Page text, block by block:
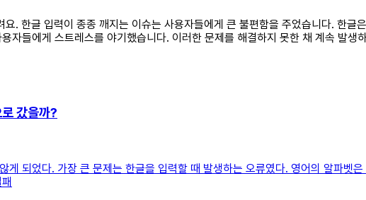
요. 한글 입력이 종종 깨지는 이슈는 사용자들에게 큰 불편함을 주었습니다. 한
자들에게 스트레스를 야기했습니다. 이러한 문제를 해결하지 못한 채 계속 발
갔을까?
게 되었다. 가장 큰 문제는 한글을 입력할 때 발생하는 오류였다. 영어의 알파벳